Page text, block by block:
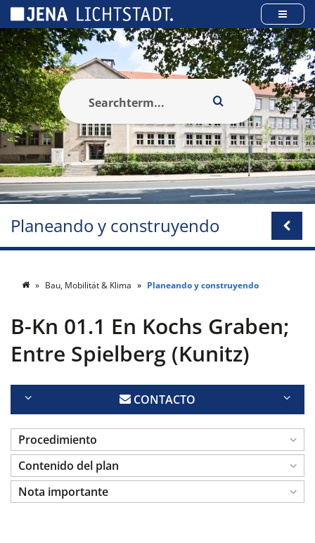
Planeando y construyendo
Bau, Mobilität & Klima Planeando y construyendo
B-Kn 01.1 En Kochs Graben;
Entre Spielberg (Kunitz)
CONTACTO
Procedimiento
Contenido del plan
Nota importante
Panel de gestión de cookies